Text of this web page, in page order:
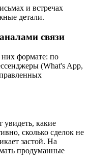
и встречах
детали.
связи
формате: по
(What's App,
увидеть, какие
сколько сделок не
застой. На
продуманные